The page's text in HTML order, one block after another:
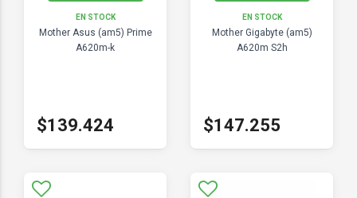
EN STOCK
Mother Asus (am5) Prime
A620m-k
$139.424
EN STOCK
Mother Gigabyte (am5)
A620m S2h
$147.255